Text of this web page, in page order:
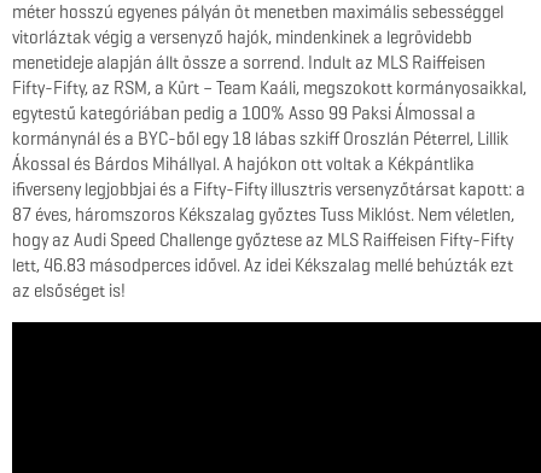
méter hosszú egyenes pályán öt menetben maximális sebességgel
vitorláztak végig a versenyző hajók, mindenkinek a legrövidebb
menetideje alapján állt össze a sorrend. Indult az MLS Raiffeisen
Fifty-Fifty, az RSM, a Kürt – Team Kaáli, megszokott kormányosaikkal,
egytestű kategóriában pedig a 100% Asso 99 Paksi Álmossal a
kormánynál és a BYC-ből egy 18 lábas szkiff Oroszlán Péterrel, Lillik
Ákossal és Bárdos Mihállyal. A hajókon ott voltak a Kékpántlika
ifiverseny legjobbjai és a Fifty-Fifty illusztris versenyzőtársat kapott: a
87 éves, háromszoros Kékszalag győztes Tuss Miklóst. Nem véletlen,
hogy az Audi Speed Challenge győztese az MLS Raiffeisen Fifty-Fifty
lett, 46.83 másodperces idővel. Az idei Kékszalag mellé behúzták ezt
az elsőséget is!